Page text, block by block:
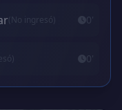
(No ingresó) 0'
0'